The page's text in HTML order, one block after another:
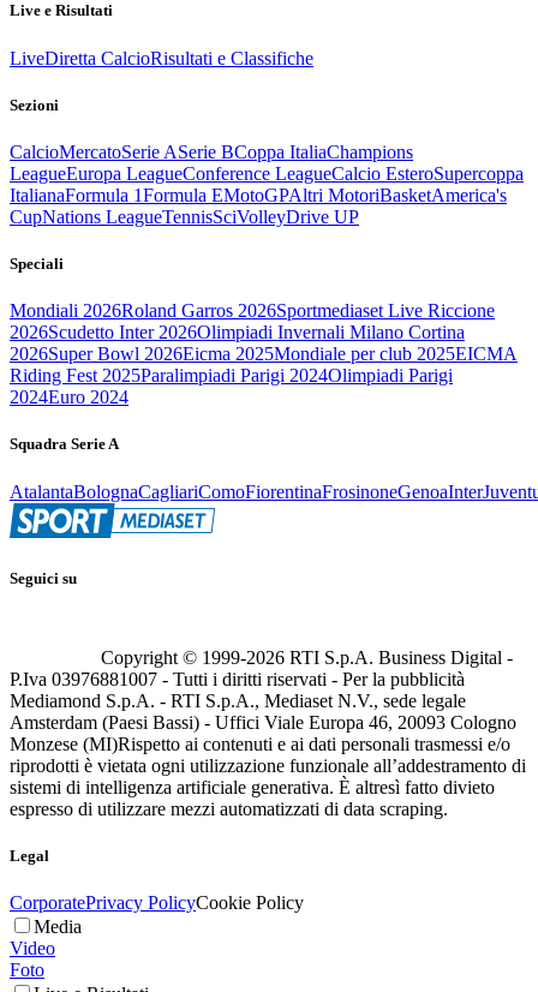
Live e Risultati
LiveDiretta CalcioRisultati e Classifiche
Sezioni
CalcioMercatoSerie ASerie BCoppa ItaliaChampions
LeagueEuropa LeagueConference LeagueCalcio EsteroSupercoppa
ItalianaFormula 1Formula EMotoGPAltri MotoriBasketAmerica's
CupNations LeagueTennisSciVolleyDrive UP
Speciali
Mondiali 2026Roland Garros 2026Sportmediaset Live Riccione
2026Scudetto Inter 2026Olimpiadi Invernali Milano Cortina
2026Super Bowl 2026Eicma 2025Mondiale per club 2025EICMA
Riding Fest 2025Paralimpiadi Parigi 2024Olimpiadi Parigi
2024Euro 2024
Squadra Serie A
AtalantaBolognaCagliariComoFiorentinaFrosinoneGenoaInter
Seguici su
Copyright © 1999-2026 RTI S.p.A. Business Digital -
P.Iva 03976881007 - Tutti i diritti riservati - Per la pubblicità
Mediamond S.p.A. - RTI S.p.A., Mediaset N.V., sede legale
Amsterdam (Paesi Bassi) - Uffici Viale Europa 46, 20093 Cologno
Monzese (MI)Rispetto ai contenuti e ai dati personali trasmessi e/o
riprodotti è vietata ogni utilizzazione funzionale all’addestramento di
sistemi di intelligenza artificiale generativa. È altresì fatto divieto
espresso di utilizzare mezzi automatizzati di data scraping.
Legal
CorporatePrivacy PolicyCookie Policy
Media
Video
Foto